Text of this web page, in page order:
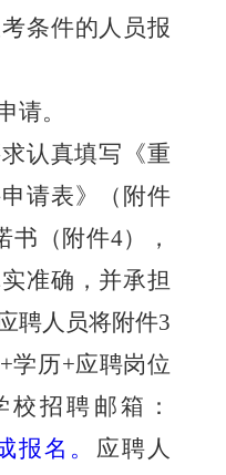
条件的人员报
请。
认真填写《重
请表》
（附件
书 （附件4）
，
准确，并承担
聘人员将附件3
+学历+应聘岗位
招聘邮箱：
报名 。 应聘人